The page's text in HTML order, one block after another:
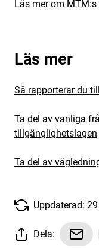
Läs mer om
Läs mer
Så rapporterar du
Ta del av vanliga
tillgänglighetslagen
Ta del av
Uppdaterad:
Dela: